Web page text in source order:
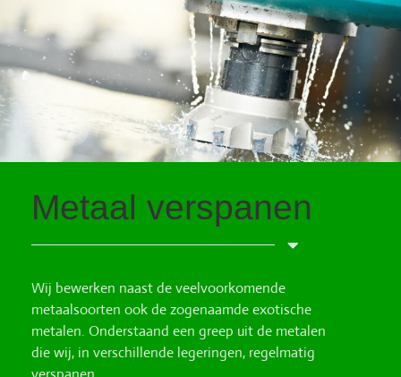
Metaal verspanen
Wij bewerken naast de veelvoorkomende
metaalsoorten ook de zogenaamde exotische
metalen. Onderstaand een greep uit de metalen
die wij, in verschillende legeringen, regelmatig